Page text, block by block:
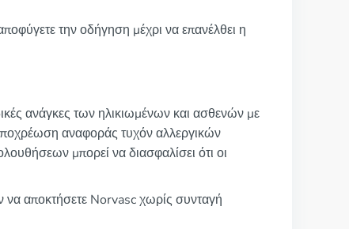
την οδήγηση μέχρι να επανέλθει η
ανάγκες των ηλικιωμένων και ασθενών με
αναφοράς τυχόν αλλεργικών
μπορεί να διασφαλίσει ότι οι
να αποκτήσετε Norvasc χωρίς συνταγή